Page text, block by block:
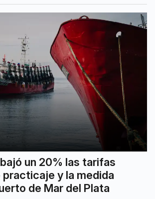
un 20% las tarifas
practicaje y la medida
de Mar del Plata